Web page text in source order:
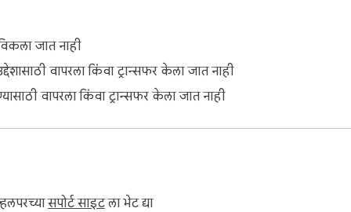
सूचना.
उत्तरे दिली आहेत.
उत्तम आहे.
नाहीत.
जात नाही
वापरला किंवा ट्रान्सफर केला जात नाही
वापरला किंवा ट्रान्सफर केला जात नाही
सपोर्ट साइटला भेट द्या